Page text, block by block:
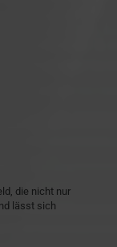
die nicht nur
lässt sich